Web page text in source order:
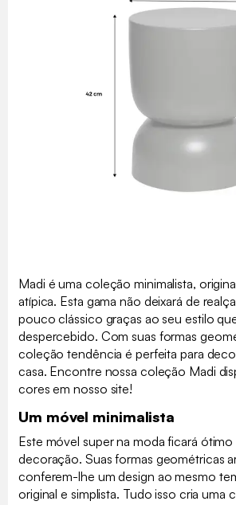
Madi é uma coleção minimalista,
atípica. Esta gama não deixará de
pouco clássico graças ao seu estilo
despercebido. Com suas formas
coleção tendência é perfeita para
casa. Encontre nossa coleção Madi
cores em nosso site!
Um móvel minimalista
Este móvel super na moda ficará
decoração. Suas formas geométricas
conferem-lhe um design ao mesmo
original e simplista. Tudo isso cria uma